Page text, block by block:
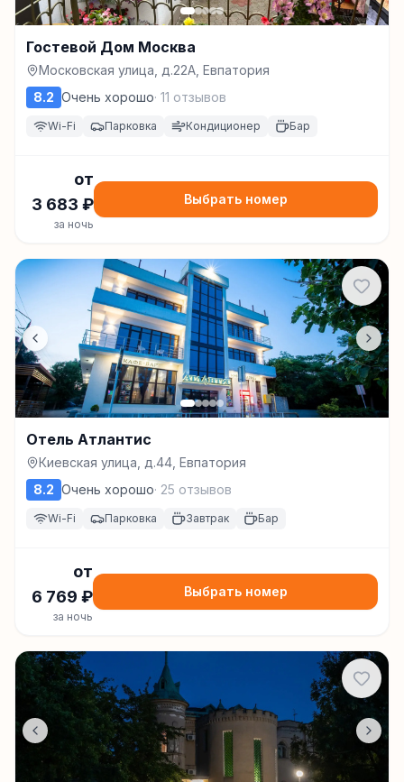
Гостевой Дом Москва
Московская улица, д.22А, Евпатория
8.2 Очень хорошо· 11 отзывов
Wi-Fi Парковка Кондиционер Бар
от
3 683 ₽
за ночь
Выбрать номер
Отель Атлантис
Киевская улица, д.44, Евпатория
8.2 Очень хорошо· 25 отзывов
Wi-Fi Парковка Завтрак Бар
от
6 769 ₽
за ночь
Выбрать номер